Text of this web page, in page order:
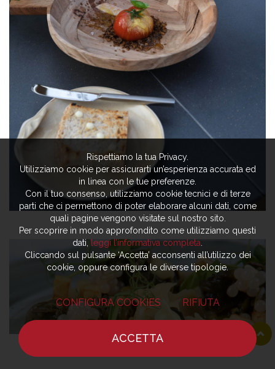
Rispettiamo la tua Privacy.
Utilizziamo cookie per assicurarti un’esperienza accurata ed
in linea con le tue preferenze.
Con il tuo consenso, utilizziamo cookie tecnici e di terze
parti che ci permettono di poter elaborare alcuni dati, come
quali pagine vengono visitate sul nostro sito.
Per scoprire in modo approfondito come utilizziamo questi
dati,
leggi l’informativa completa
Cliccando sul pulsante ‘Accetta’ acconsenti all’utilizzo dei
cookie, oppure configura le diverse tipologie.
CONFIGURA COOKIES RIFIUTA
ACCETTA